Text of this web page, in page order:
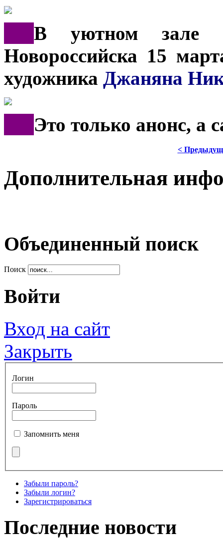
В уютном зале
Новороссийска 15
художника Джаняна
Это только анонс, а
<
Дополнительная
Объединенный поиск
Поиск
Войти
Вход на сайт
Закрыть
Логин
Пароль
Запомнить меня
Забыли пароль?
Забыли логин?
Зарегистрироваться
Последние новости